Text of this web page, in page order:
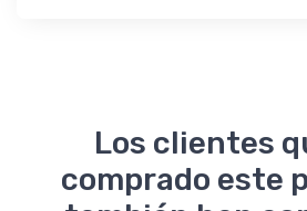
Los clientes
comprado este